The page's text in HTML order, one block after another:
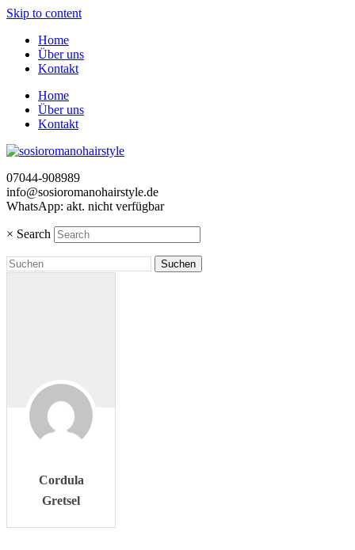
Skip to content
Home
Über uns
Kontakt
Home
Über uns
Kontakt
07044-908989
info@sosioromanohairstyle.de
WhatsApp: akt. nicht verfügbar
× Search
Cordula
Gretsel